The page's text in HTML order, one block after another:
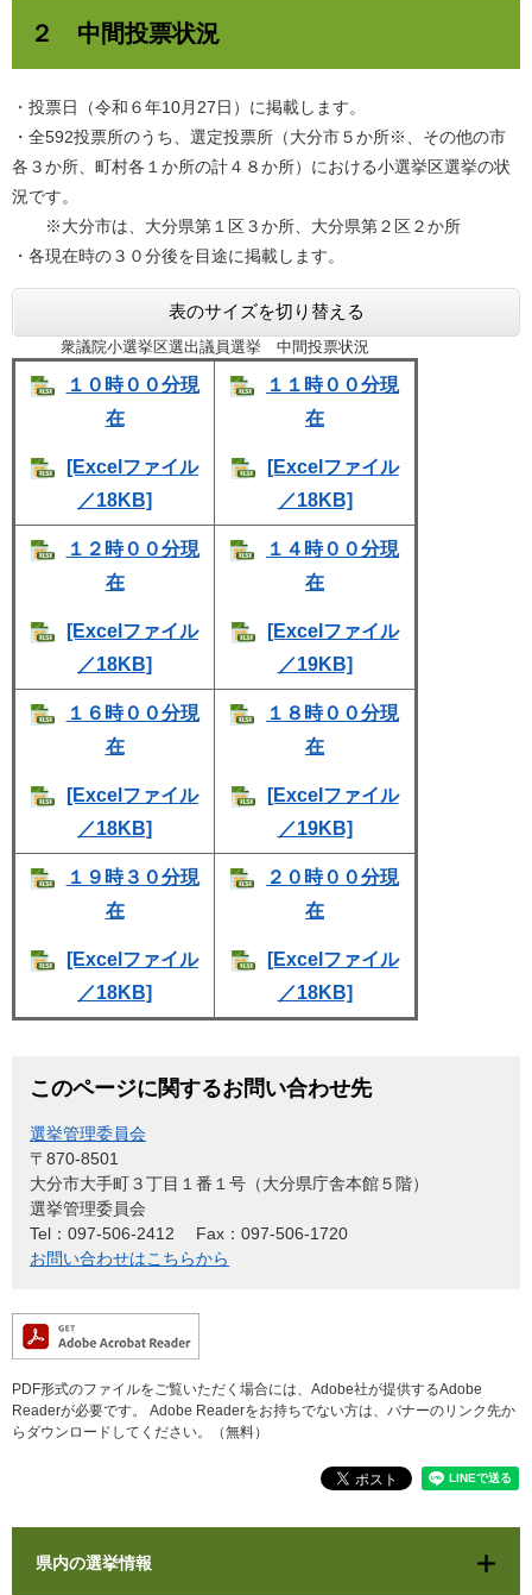
２ 中間投票状況
・投票日（令和６年10月27日）に掲載します。
・全592投票所のうち、選定投票所（大分市５か所※、その他の市
各３か所、町村各１か所の計４８か所）における小選挙区選挙の状
況です。
※大分市は、大分県第１区３か所、大分県第２区２か所
・各現在時の３０分後を目途に掲載します。
表のサイズを切り替える
衆議院小選挙区選出議員選挙 中間投票状況
１０時００分現
在
[Excelファイル
／18KB]
１１時００分現
在
[Excelファイル
／18KB]
１２時００分現
在
[Excelファイル
／18KB]
１４時００分現
在
[Excelファイル
／19KB]
１６時００分現
在
[Excelファイル
／18KB]
１８時００分現
在
[Excelファイル
／19KB]
１９時３０分現
在
[Excelファイル
／18KB]
２０時００分現
在
[Excelファイル
／18KB]
このページに関するお問い合わせ先
選挙管理委員会
〒870-8501
大分市大手町３丁目１番１号（大分県庁舎本館５階）
選挙管理委員会
Tel：097-506-2412
Fax：097-506-1720
お問い合わせはこちらから
PDF形式のファイルをご覧いただく場合には、Adobe社が提供するAdobe
Readerが必要です。
Adobe Readerをお持ちでない方は、バナーのリンク先か
らダウンロードしてください。（無料）
県内の選挙情報